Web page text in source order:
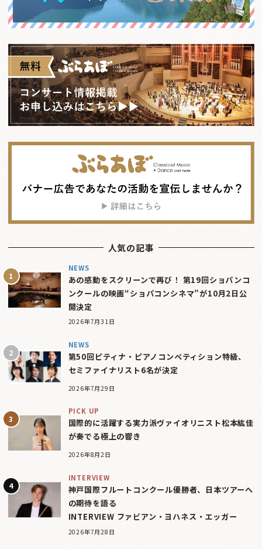
人気の記事
NEWS
あの感動をスクリーンで再び！ 第19回ショパンコ
ンクールの映画“ショパコンシネマ”が10月2日公
開決定
2026年7月31日
NEWS
第50回ピティナ・ピアノコンペティション特級、
セミファイナリスト6名が決定
2026年7月29日
PICK UP
国際的に活躍する実力派ヴァイオリニスト松本紘佳
が奏でる極上の響き
2026年8月2日
INTERVIEW
神戸国際フルートコンクール優勝者、日本ツアーへ
の期待を語る
INTERVIEW ファビアン・ヨハネス・エッガー
2026年7月28日